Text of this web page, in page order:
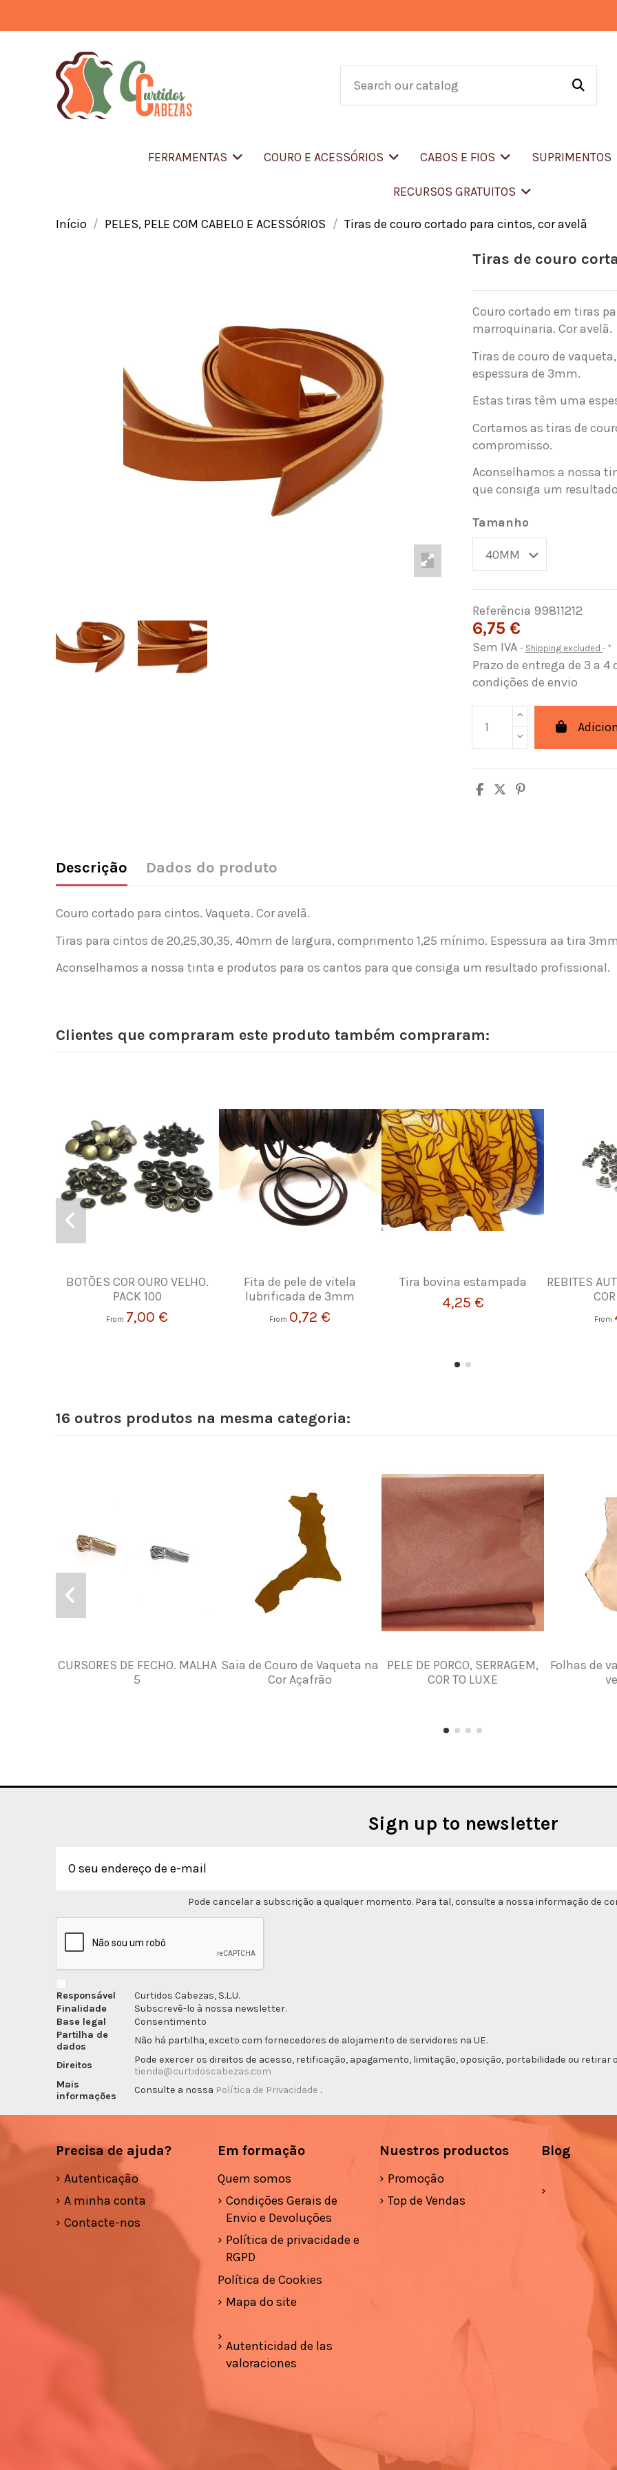
FERRAMENTAS COURO E ACESSÓRIOS CABOS E FIOS SUPRIMENTOS
RECURSOS GRATUITOS
Início PELES, PELE COM CABELO E ACESSÓRIOS Tiras de couro cortado para cintos, cor avelã
Tiras de couro
Couro cortado em tiras
marroquinaria. Cor avelã.
Tiras de couro de
espessura de 3mm.
Estas tiras têm uma
Cortamos as tiras de
compromisso.
Aconselhamos a nossa
que consiga um
Tamanho
Referência 99811212
6,75 €
Sem IVA Shipping excluded *
Prazo de entrega de 3 a
condições de envio
Descrição Dados do produto
Couro cortado para cintos. Vaqueta. Cor avelã.
Tiras para cintos de 20,25,30,35, 40mm de largura, comprimento 1,25 mínimo. Espessura aa tira
Aconselhamos a nossa tinta e produtos para os cantos para que consiga um resultado profissional.
Clientes que compraram este produto também compraram:
BOTÕES COR OURO VELHO.
PACK 100
From 7,00 €
Fita de pele de vitela
lubrificada de 3mm
From 0,72 €
Tira bovina estampada
4,25 €
REBITES
From
16 outros produtos na mesma categoria:
CURSORES DE FECHO. MALHA
5
Saia de Couro de Vaqueta na
Cor Açafrão
PELE DE PORCO, SERRAGEM,
COR TO LUXE
Folhas de
Sign up to newsletter
Pode cancelar a subscrição a qualquer momento. Para tal, consulte a nossa informação de
Responsável
Curtidos Cabezas, S.L.U.
Finalidade
Subscrevê-lo à nossa newsletter.
Base legal
Consentimento
Partilha de
dados
Não há partilha, exceto com fornecedores de alojamento de servidores na UE.
Direitos
Pode exercer os direitos de acesso, retificação, apagamento, limitação, oposição, portabilidade ou
tienda@curtidoscabezas.com
Mais
informações
Consulte a nossa Política de Privacidade .
Precisa de ajuda?
Autenticação
A minha conta
Contacte-nos
Em formação
Quem somos
Condições Gerais de
Envio e Devoluções
Política de privacidade e
RGPD
Política de Cookies
Mapa do site
Autenticidad de las
valoraciones
Nuestros productos
Promoção
Top de Vendas
Blog